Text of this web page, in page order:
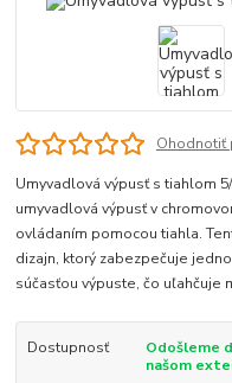
Ohodnotiť
Umyvadlová výpusť s tiahlom
umyvadlová výpusť v
ovládaním pomocou tiahla.
dizajn, ktorý zabezpečuje
súčasťou výpuste, čo uľahčuje
Dostupnosť
Odošleme
našom